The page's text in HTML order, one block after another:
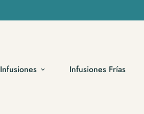
Infusiones Infusiones Frías